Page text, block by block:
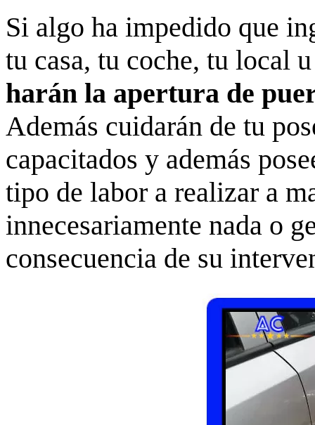
Si algo ha impedido que
tu casa, tu coche, tu local
harán la apertura de
Además cuidarán de tu
capacitados y además
tipo de labor a realizar a
innecesariamente nada o
consecuencia de su